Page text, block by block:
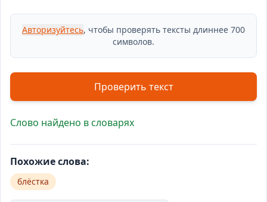
Авторизуйтесь, чтобы проверять тексты длиннее 700
символов.
Проверить текст
Слово найдено в словарях
Похожие слова:
блёстка